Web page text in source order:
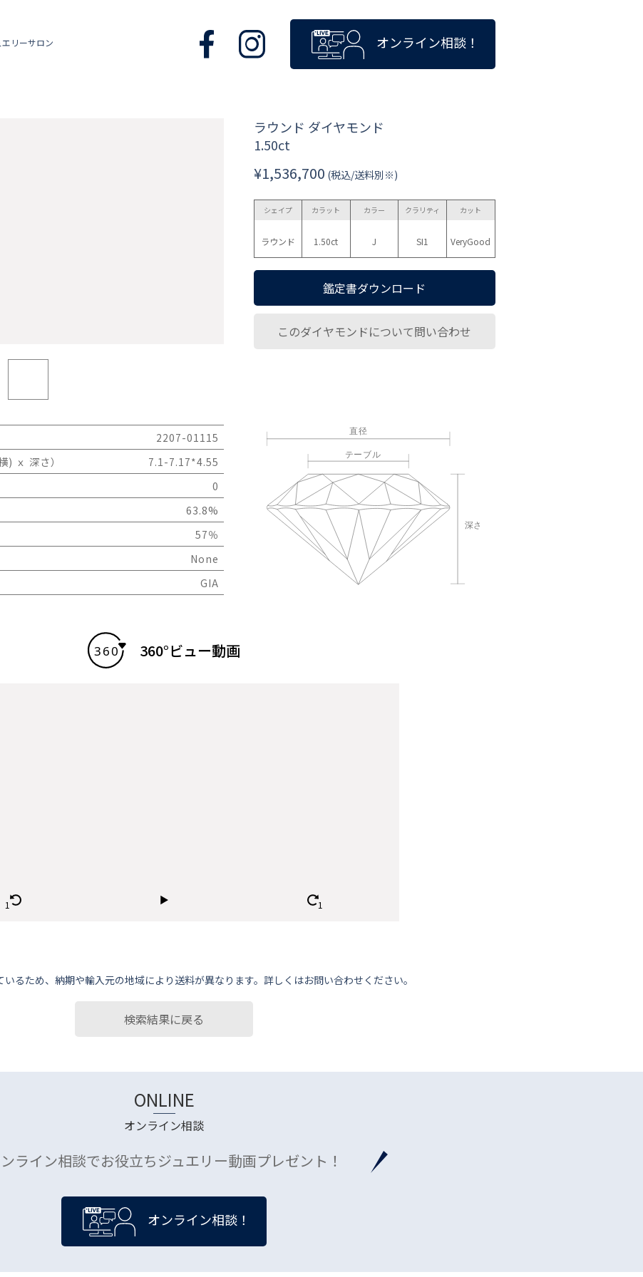
リーサロン オンライン相談！
ラウンド ダイヤモンド
1.50ct
¥1,536,700 (税込/送料別※)
シェイプ
ラウンド
カラット
1.50ct
カラー
J
クラリティ
SI1
カット
VeryGood
鑑定書ダウンロード
このダイヤモンドについて問い合わせ
2207-01115
ｘ 深さ）
7.1-7.17*4.55
0
63.8%
57％
None
GIA
360°ビュー動画
るため、納期や輸⼊元の地域により送料が異なります。詳しくはお問い合わせください。
検索結果に戻る
ONLINE
オンライン相談
ライン相談でお役立ちジュエリー動画プレゼント！
オンライン相談！